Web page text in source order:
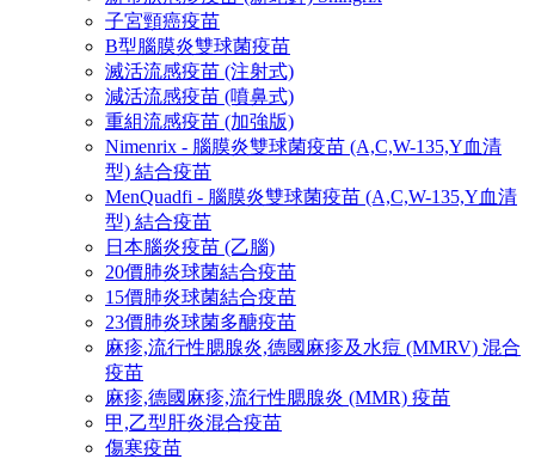
子宮頸癌疫苗
B型腦膜炎雙球菌疫苗
滅活流感疫苗 (注射式)
減活流感疫苗 (噴鼻式)
重組流感疫苗 (加強版)
Nimenrix - 腦膜炎雙球菌疫苗 (A,C,W-135,Y血清
型) 結合疫苗
MenQuadfi - 腦膜炎雙球菌疫苗 (A,C,W-135,Y血清
型) 結合疫苗
日本腦炎疫苗 (乙腦)
20價肺炎球菌結合疫苗
15價肺炎球菌結合疫苗
23價肺炎球菌多醣疫苗
麻疹,流行性腮腺炎,德國麻疹及水痘 (MMRV) 混合
疫苗
麻疹,德國麻疹,流行性腮腺炎 (MMR) 疫苗
甲,乙型肝炎混合疫苗
傷寒疫苗